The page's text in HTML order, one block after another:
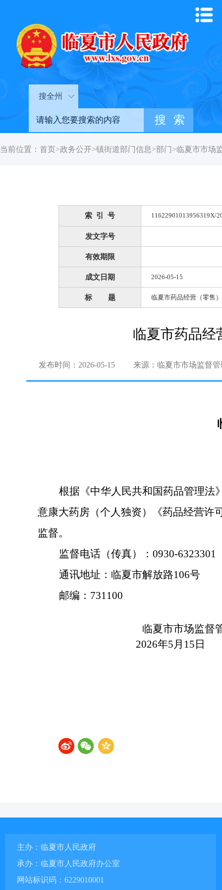
搜全州
当前位置： 首页>政务公开>镇街道部门信息>部门>临夏市市场
索 引 号 11622901013956319X/
发文字号
有效期限
成文日期 2026-05-15
标 题 临夏市药品经营（零售
临夏市药品经
发布时间：2026-05-15 来源：临夏市市场监督
根据《中华人民共和国药品管理法
意康大药房（个人独资）
《药品经营
监督。
监督电话（传真）： 0930-6323301
通讯地址：临夏市解放路106号
邮编： 731100
临夏市市场监督
2026年5月 15 日
主办：临夏市人民政府
承办：临夏市人民政府办公室
网站标识码：6229010001